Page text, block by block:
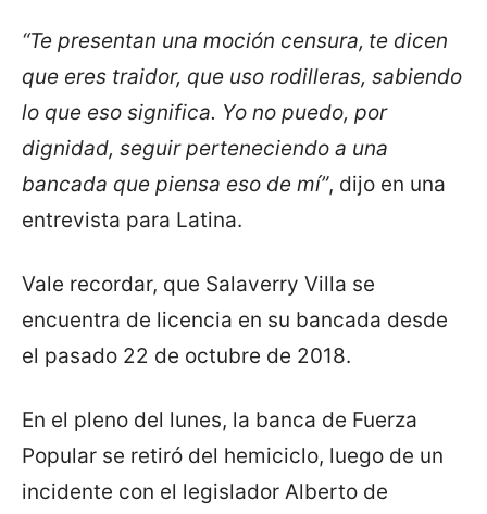
“Te presentan una moción censura, te dicen
que eres traidor, que uso rodilleras, sabiendo
lo que eso significa. Yo no puedo, por
dignidad, seguir perteneciendo a una
bancada que piensa eso de mí”, dijo en una
entrevista para Latina.
Vale recordar, que Salaverry Villa se
encuentra de licencia en su bancada desde
el pasado 22 de octubre de 2018.
En el pleno del lunes, la banca de Fuerza
Popular se retiró del hemiciclo, luego de un
incidente con el legislador Alberto de